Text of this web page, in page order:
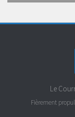
Le
Fièrement